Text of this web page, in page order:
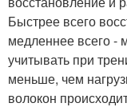
Быстрее всего
медленнее всего
учитывать при
меньше, чем
волокон